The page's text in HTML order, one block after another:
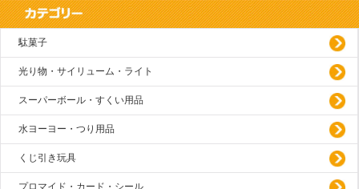
駄菓子
光り物・サイリューム・ライト
スーパーボール・すくい用品
水ヨーヨー・つり用品
くじ引き玩具
プロマイド・カード・シール